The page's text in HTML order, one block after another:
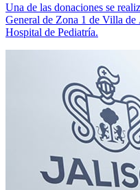
Una de las donaciones se
General de Zona 1 de Villa
Hospital de Pediatría.